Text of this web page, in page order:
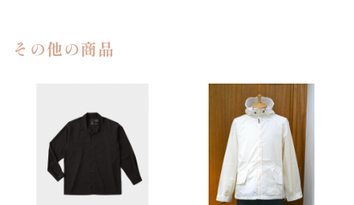
その他の商品